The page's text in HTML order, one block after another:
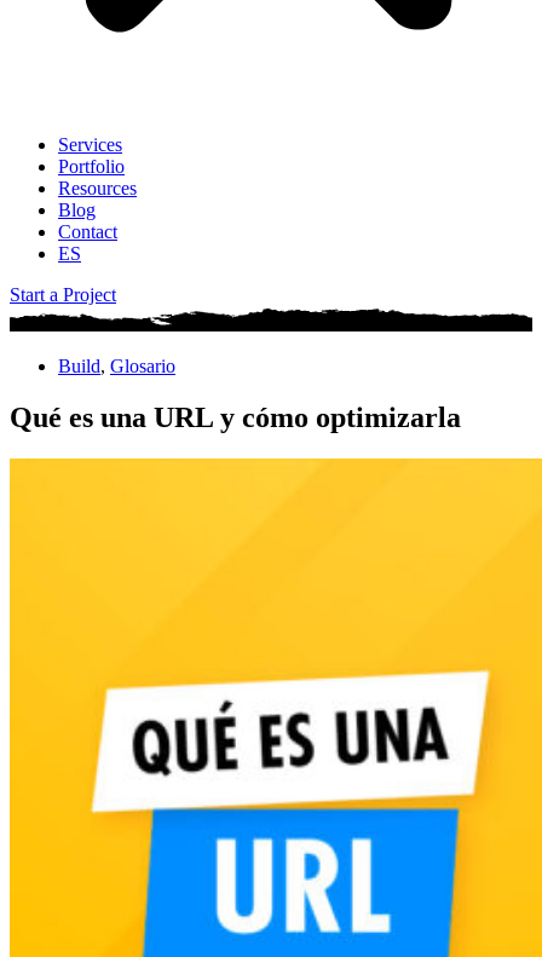
Services
Portfolio
Resources
Blog
Contact
ES
Start a Project
Build, Glosario
Qué es una URL y cómo optimizarla